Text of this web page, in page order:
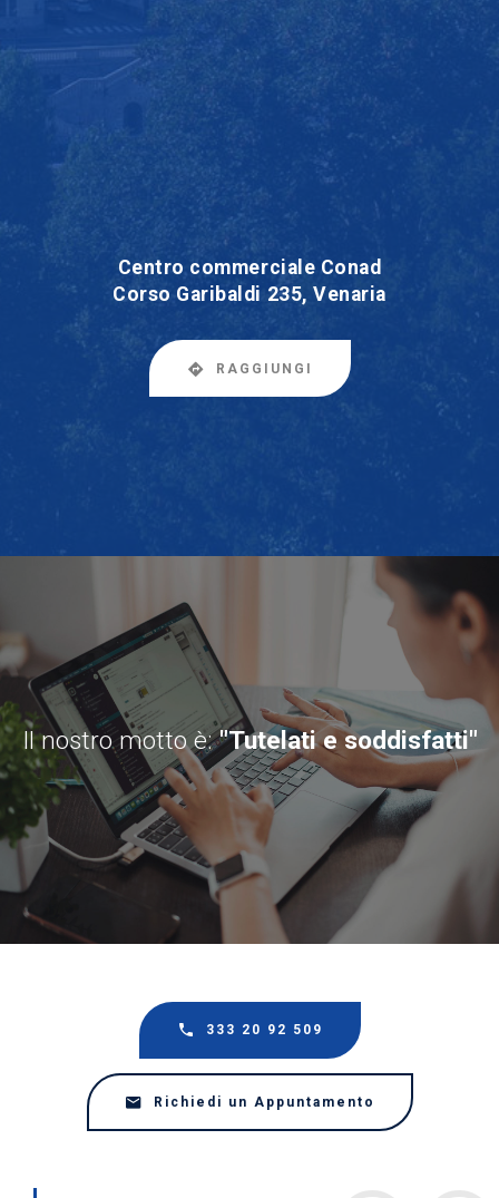
Centro commerciale Conad
Corso Garibaldi 235, Venaria
RAGGIUNGI
Il nostro motto è:"Tutelati e soddisfatti"
333 20 92 509
Richiedi un Appuntamento